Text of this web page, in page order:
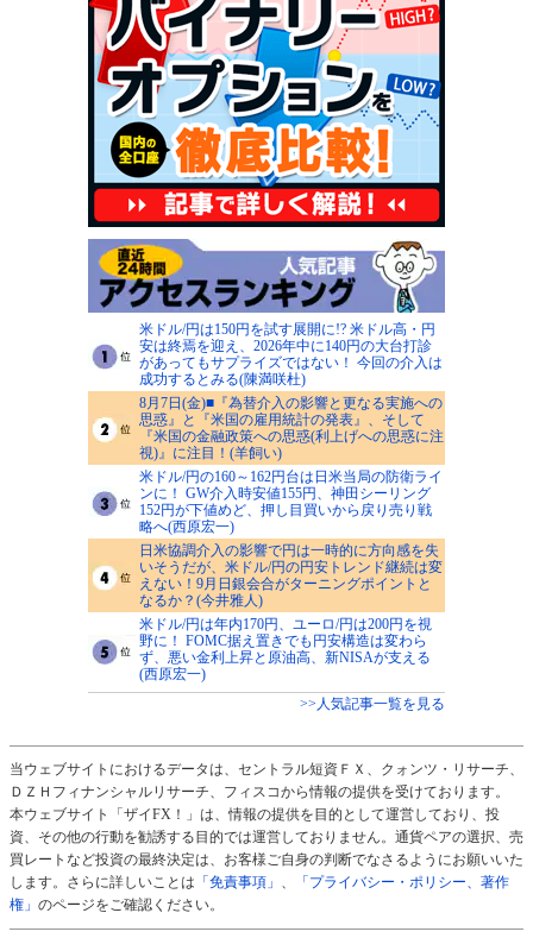
米ドル/円は150円を試す展開に!? 米ドル高・円
安は終焉を迎え、2026年中に140円の大台打診
があってもサプライズではない！ 今回の介入は
成功するとみる(陳満咲杜)
8月7日(金)■『為替介入の影響と更なる実施への
思惑』と『米国の雇用統計の発表』、そして
『米国の金融政策への思惑(利上げへの思惑に注
視)』に注目！(羊飼い)
米ドル/円の160～162円台は日米当局の防衛ライ
ンに！ GW介入時安値155円、神田シーリング
152円が下値めど、押し目買いから戻り売り戦
略へ(西原宏一)
日米協調介入の影響で円は一時的に方向感を失
いそうだが、米ドル/円の円安トレンド継続は変
えない！9月日銀会合がターニングポイントと
なるか？(今井雅人)
米ドル/円は年内170円、ユーロ/円は200円を視
野に！ FOMC据え置きでも円安構造は変わら
ず、悪い金利上昇と原油高、新NISAが支える
(西原宏一)
>>人気記事一覧を見る
当ウェブサイトにおけるデータは、セントラル短資ＦＸ、クォンツ・リサーチ、
ＤＺＨフィナンシャルリサーチ、フィスコから情報の提供を受けております。
本ウェブサイト「ザイFX！」は、情報の提供を目的として運営しており、投
資、その他の行動を勧誘する目的では運営しておりません。通貨ペアの選択、売
買レートなど投資の最終決定は、お客様ご自身の判断でなさるようにお願いいた
します。さらに詳しいことは 「免責事項」 、
「プライバシー・ポリシー、著作
権」 のページをご確認ください。